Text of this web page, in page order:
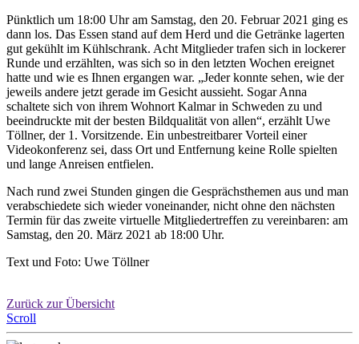
Pünktlich um 18:00 Uhr am Samstag, den 20. Februar 2021 ging es
dann los. Das Essen stand auf dem Herd und die Getränke lagerten
gut gekühlt im Kühlschrank. Acht Mitglieder trafen sich in lockerer
Runde und erzählten, was sich so in den letzten Wochen ereignet
hatte und wie es Ihnen ergangen war. „Jeder konnte sehen, wie der
jeweils andere jetzt gerade im Gesicht aussieht. Sogar Anna
schaltete sich von ihrem Wohnort Kalmar in Schweden zu und
beeindruckte mit der besten Bildqualität von allen“, erzählt Uwe
Töllner, der 1. Vorsitzende. Ein unbestreitbarer Vorteil einer
Videokonferenz sei, dass Ort und Entfernung keine Rolle spielten
und lange Anreisen entfielen.
Nach rund zwei Stunden gingen die Gesprächsthemen aus und man
verabschiedete sich wieder voneinander, nicht ohne den nächsten
Termin für das zweite virtuelle Mitgliedertreffen zu vereinbaren: am
Samstag, den 20. März 2021 ab 18:00 Uhr.
Text und Foto: Uwe Töllner
Zurück zur Übersicht
Scroll